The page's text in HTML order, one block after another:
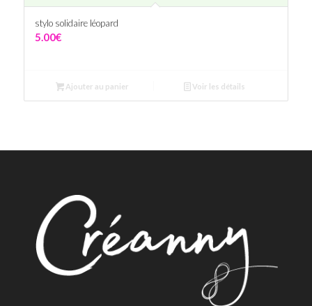
stylo solidaire léopard
5.00€
Ajouter au panier Voir les détails